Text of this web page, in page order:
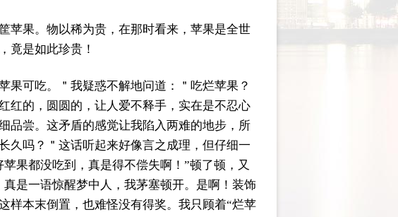
苹果。物以稀为贵，在那时看来，苹果是全世
竟是如此珍贵！
果可吃。＂我疑惑不解地问道：＂吃烂苹果？
红的，圆圆的，让人爱不释手，实在是不忍心
品尝。这矛盾的感觉让我陷入两难的地步，所
久吗？＂这话听起来好像言之成理，但仔细一
果都没吃到，真是得不偿失啊！”顿了顿，又
是一语惊醒梦中人，我茅塞顿开。是啊！装饰
样本末倒置，也难怪没有得奖。我只顾着“烂苹